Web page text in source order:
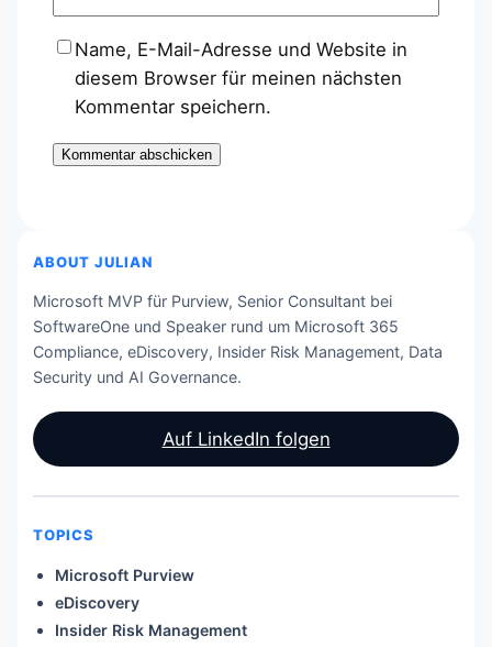
Name, E-Mail-Adresse und Website in
diesem Browser für meinen nächsten
Kommentar speichern.
ABOUT JULIAN
Microsoft MVP für Purview, Senior Consultant bei
SoftwareOne und Speaker rund um Microsoft 365
Compliance, eDiscovery, Insider Risk Management, Data
Security und AI Governance.
Auf LinkedIn folgen
TOPICS
Microsoft Purview
eDiscovery
Insider Risk Management